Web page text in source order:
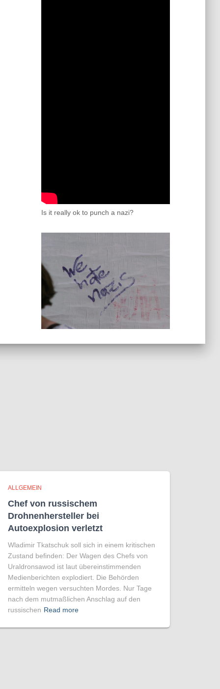
Is it really ok to punch a nazi?
ALLGEMEIN
Chef von russischem
Drohnenhersteller bei
Autoexplosion verletzt
Wladimir Tkatschuk soll sich in einem kritischen
Zustand befinden: Der Wagen des Chefs von
Uraldronsawod ist laut übereinstimmenden
Medienberichten explodiert. Die Behörden
ermitteln wegen versuchten Mordes. Nur Tage
nach dem mutmaßlichen Anschlag auf den
russischen Read more